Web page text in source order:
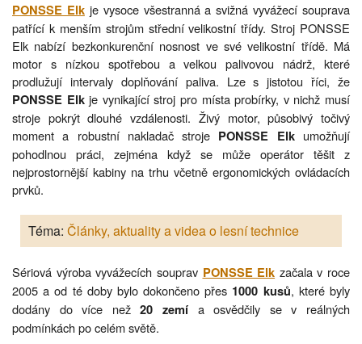
PONSSE Elkje vysoce všestranná a svižná vyvážecí souprava
patřící k menším strojům střední velikostní třídy. Stroj PONSSE
Elk nabízí bezkonkurenční nosnost ve své velikostní třídě. Má
motor s nízkou spotřebou a velkou palivovou nádrž, které
prodlužují intervaly doplňování paliva. Lze s jistotou říci, že
PONSSE Elkje vynikající stroj pro místa probírky, v nichž musí
stroje pokrýt dlouhé vzdálenosti. Živý motor, působivý točivý
moment a robustní nakladač stroje PONSSE Elkumožňují
pohodlnou práci, zejména když se může operátor těšit z
nejprostornější kabiny na trhu včetně ergonomických ovládacích
prvků.
Téma: Články, aktuality a videa o lesní technice
Sériová výroba vyvážecích souprav PONSSE Elk začala v roce
2005 a od té doby bylo dokončeno přes 1000 kusů, které byly
dodány do více než20 zemí a osvědčily se v reálných
podmínkách po celém světě.